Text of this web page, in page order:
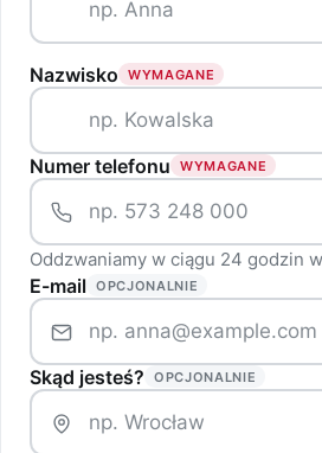
Nazwisko WYMAGANE
Numer telefonu WYMAGANE
Oddzwaniamy w ciągu 24 godzin
E-mail OPCJONALNIE
Skąd jesteś? OPCJONALNIE